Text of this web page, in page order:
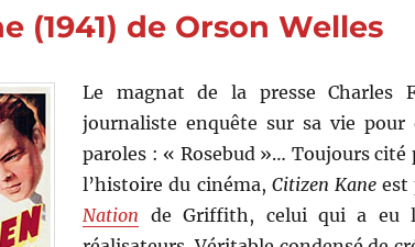
(1941) de Orson Welles
Le magnat de la presse Charles
journaliste enquête sur sa vie pour
paroles : « Rosebud »… Toujours
l’histoire du cinéma, Citizen Kaneest
Nation de Griffith, celui qui a eu